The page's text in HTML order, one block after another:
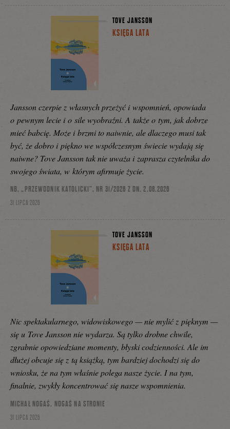
TOVE JANSSON
KSIĘGA LATA
Jansson czerpie z własnych przeżyć i wspomnień, opowiada
o pewnym lecie i o sile wyobraźni. A także o tym, jak dobrze
mieć babcię. Może i brzmi to naiwnie, ale dlaczego musi tak
być, że dobro i piękno we współczesnym świecie wydają się
naiwne? Tove Jansson tak nie uważa i zaprasza czytelnika do
swojego świata, w którym afirmuje życie.
NB, „PRZEWODNIK KATOLICKI”, NR 31/2026 Z DN. 2.08.2026
31 LIPCA 2026
TOVE JANSSON
KSIĘGA LATA
Nic spektakularnego, widowiskowego — nie mylić z pięknym —
się u Tove Jansson nie wydarza. Są tylko drobne chwile,
zgrabnie opowiedziane momenty, błyski codzienności. Ale im
dłużej obcuje się z tą książką, tym bardziej dochodzi się do
wniosku, że na tym właśnie polega nasze życie. I na tym,
finalnie, zwykły koncentrować się nasze wspomnienia.
MICHAŁ NOGAŚ, NOGAŚ NA STRONIE
31 LIPCA 2026